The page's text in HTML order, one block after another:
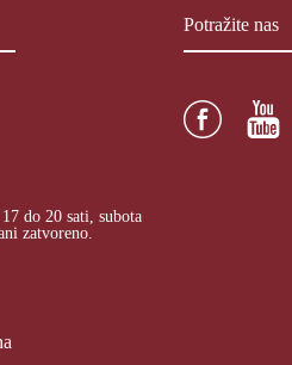
do 20 sati, subota
zatvoreno.
Potražite nas